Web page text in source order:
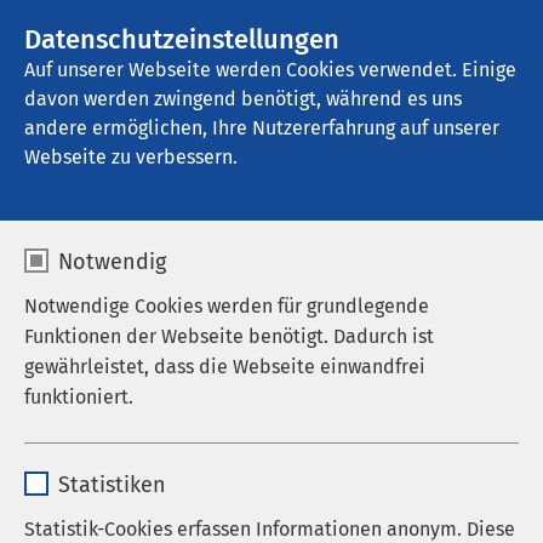
Datenschutzeinstellungen
Auf unserer Webseite werden Cookies verwendet. Einige
davon werden zwingend benötigt, während es uns
andere ermöglichen, Ihre Nutzererfahrung auf unserer
Webseite zu verbessern.
Notwendig
Notwendige Cookies werden für grundlegende
Funktionen der Webseite benötigt. Dadurch ist
gewährleistet, dass die Webseite einwandfrei
funktioniert.
Anbieter sgalinski
Statistiken
Statistik-Cookies erfassen Informationen anonym. Diese
Startseite der AMEOS Gruppe